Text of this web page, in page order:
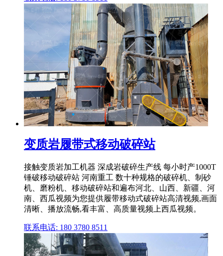
变质岩履带式移动破碎站
接触变质岩加工机器 深成岩破碎生产线 每小时产1000T
锤破移动破碎站 河南重工 数十种规格的破碎机、制砂
机、磨粉机、移动破碎站和遍布河北、山西、新疆、河
南、西瓜视频为您提供履带移动式破碎站高清视频,画面
清晰、播放流畅,看丰富、高质量视频上西瓜视频。
联系电话: 180 3780 8511